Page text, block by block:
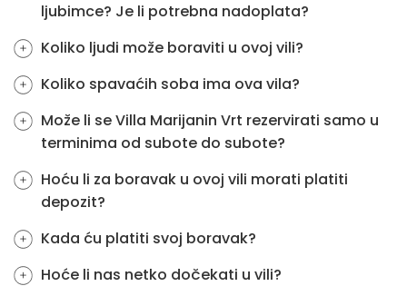
ljubimce? Je li potrebna nadoplata?
Koliko ljudi može boraviti u ovoj vili?
Koliko spavaćih soba ima ova vila?
Može li se Villa Marijanin Vrt rezervirati samo u
terminima od subote do subote?
Hoću li za boravak u ovoj vili morati platiti
depozit?
Kada ću platiti svoj boravak?
Hoće li nas netko dočekati u vili?